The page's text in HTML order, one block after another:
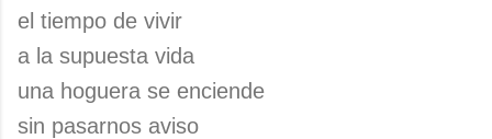
el tiempo de vivir
a la supuesta vida
una hoguera se enciende
sin pasarnos aviso